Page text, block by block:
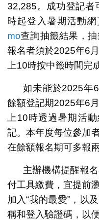
32,285。成功登記
時起登入暑期活動網
mo查詢抽籤結果，抽
報名者須於2025年6
上10時按中籤時間完
如未能於2025年
餘額登記期2025年6
上10時透過暑期活
記。本年度每位參加
在餘額報名期可多報
主辦機構提醒報
付工具繳費，宜提前
加入“我的最愛”，以
稱和登入驗證碼，以